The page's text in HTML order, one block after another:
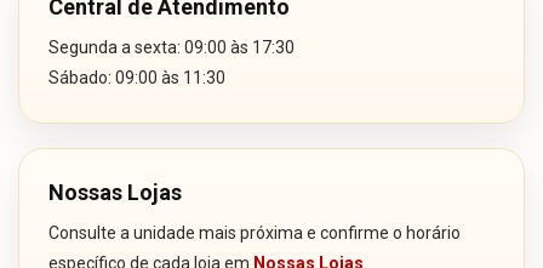
Central de Atendimento
Segunda a sexta: 09:00 às 17:30
Sábado: 09:00 às 11:30
Nossas Lojas
Consulte a unidade mais próxima e confirme o horário
específico de cada loja em Nossas Lojas